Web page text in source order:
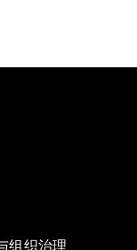
组织治理